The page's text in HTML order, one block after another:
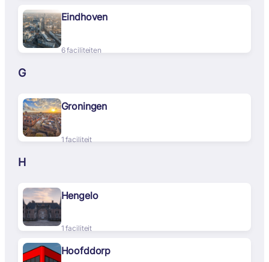
Eindhoven
6 faciliteiten
G
Groningen
1 faciliteit
H
Hengelo
1 faciliteit
Hoofddorp